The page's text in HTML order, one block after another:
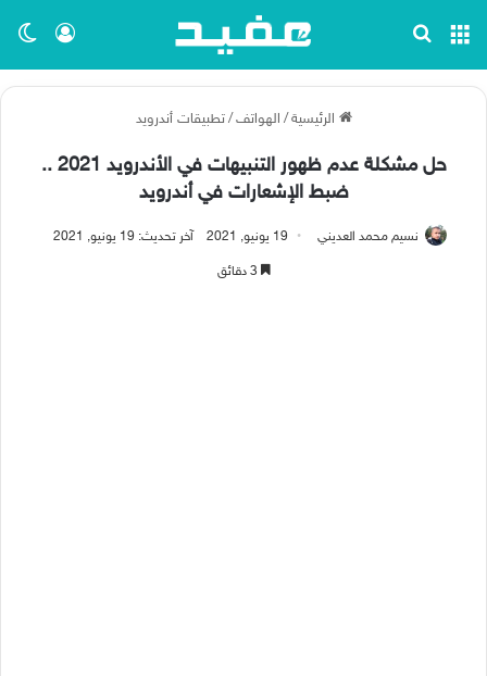
تسجيل القائمة
الرئيسية / الهواتف / تطبيقات أندرويد
حل مشكلة عدم ظهور التنبيهات في الأندرويد 2021 ..
ضبط الإشعارات في أندرويد
نسيم محمد العديني 19 يونيو, 2021 آخر تحديث: 19 يونيو, 2021